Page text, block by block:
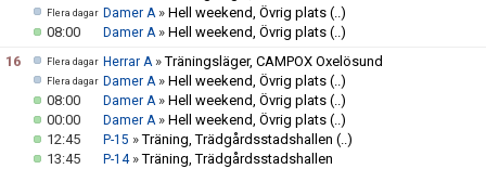
Flera dagar Damer A» Hell weekend, Övrig plats (..)
08:00
Damer A» Hell weekend, Övrig plats (..)
16
Flera dagar Herrar A»Träningsläger, CAMPOX Oxelösund
Flera dagar Damer A» Hell weekend, Övrig plats (..)
08:00
Damer A» Hell weekend, Övrig plats (..)
00:00
Damer A» Hell weekend, Övrig plats (..)
12:45
P-15 »Träning, Trädgårdsstadshallen (..)
13:45
P-14»Träning, Trädgårdsstadshallen